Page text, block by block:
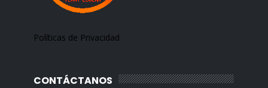
Políticas de Privacidad
CONTÁCTANOS